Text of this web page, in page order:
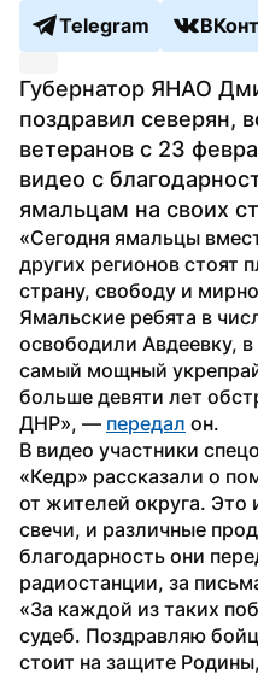
Telegram
Губернатор ЯНАО
поздравил северян,
ветеранов с 23
видео с
ямальцам на своих
«Сегодня ямальцы
других регионов стоят
страну, свободу и
Ямальские ребята в
освободили Авдеевку,
самый мощный
больше девяти лет
ДНР», — передал он.
В видео участники
«Кедр» рассказали о
от жителей округа.
свечи, и различные
благодарность они
радиостанции, за
«За каждой из таких
судеб. Поздравляю
стоит на защите